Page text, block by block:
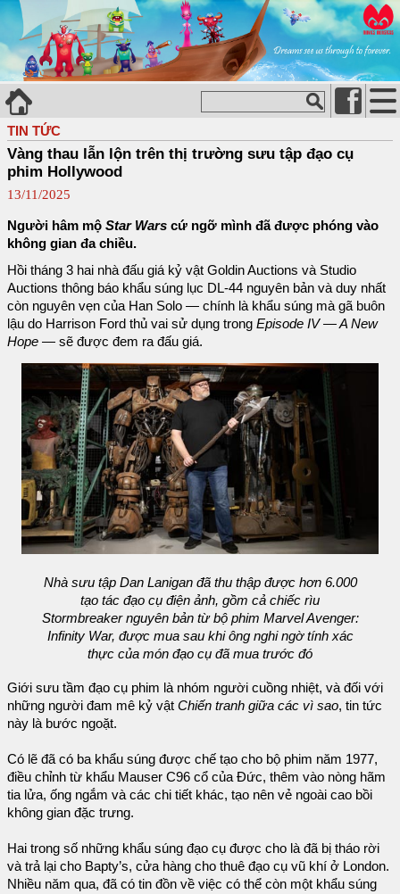
TIN TỨC
Vàng thau lẫn lộn trên thị trường sưu tập đạo cụ
phim Hollywood
13/11/2025
Người hâm mộ Star Wars cứ ngỡ mình đã được phóng vào
không gian đa chiều.
Hồi tháng 3 hai nhà đấu giá kỷ vật Goldin Auctions và Studio
Auctions thông báo khẩu súng lục DL-44 nguyên bản và duy nhất
còn nguyên vẹn của Han Solo — chính là khẩu súng mà gã buôn
lậu do Harrison Ford thủ vai sử dụng trong Episode IV — A New
Hope — sẽ được đem ra đấu giá.
Nhà sưu tập Dan Lanigan đã thu thập được hơn 6.000
tạo tác đạo cụ điện ảnh, gồm cả chiếc rìu
Stormbreaker nguyên bản từ bộ phim Marvel Avenger:
Infinity War, được mua sau khi ông nghi ngờ tính xác
thực của món đạo cụ đã mua trước đó
Giới sưu tầm đạo cụ phim là nhóm người cuồng nhiệt, và đối với
những người đam mê kỷ vật Chiến tranh giữa các vì sao, tin tức
này là bước ngoặt.
Có lẽ đã có ba khẩu súng được chế tạo cho bộ phim năm 1977,
điều chỉnh từ khẩu Mauser C96 cổ của Đức, thêm vào nòng hãm
tia lửa, ống ngắm và các chi tiết khác, tạo nên vẻ ngoài cao bồi
không gian đặc trưng.
Hai trong số những khẩu súng đạo cụ được cho là đã bị tháo rời
và trả lại cho Bapty’s, cửa hàng cho thuê đạo cụ vũ khí ở London.
Nhiều năm qua, đã có tin đồn về việc có thể còn một khẩu súng